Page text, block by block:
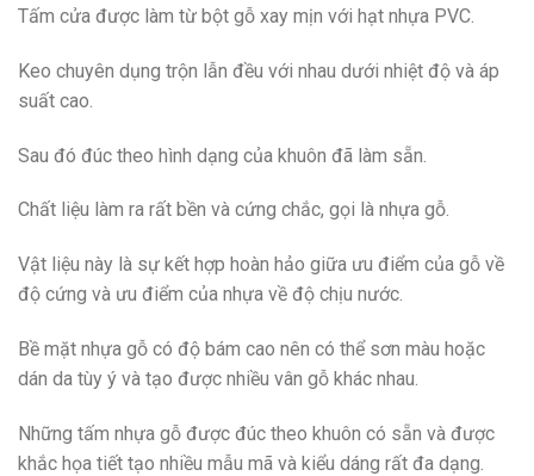
Tấm cửa được làm từ bột gỗ xay mịn với hạt nhựa PVC.
Keo chuyên dụng trộn lẫn đều với nhau dưới nhiệt độ và áp
suất cao.
Sau đó đúc theo hình dạng của khuôn đã làm sẵn.
Chất liệu làm ra rất bền và cứng chắc, gọi là nhựa gỗ.
Vật liệu này là sự kết hợp hoàn hảo giữa ưu điểm của gỗ về
độ cứng và ưu điểm của nhựa về độ chịu nước.
Bề mặt nhựa gỗ có độ bám cao nên có thể sơn màu hoặc
dán da tùy ý và tạo được nhiều vân gỗ khác nhau.
Những tấm nhựa gỗ được đúc theo khuôn có sẵn và được
khắc họa tiết tạo nhiều mẫu mã và kiểu dáng rất đa dạng.